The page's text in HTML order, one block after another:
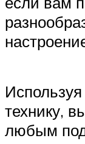
технику,
любым